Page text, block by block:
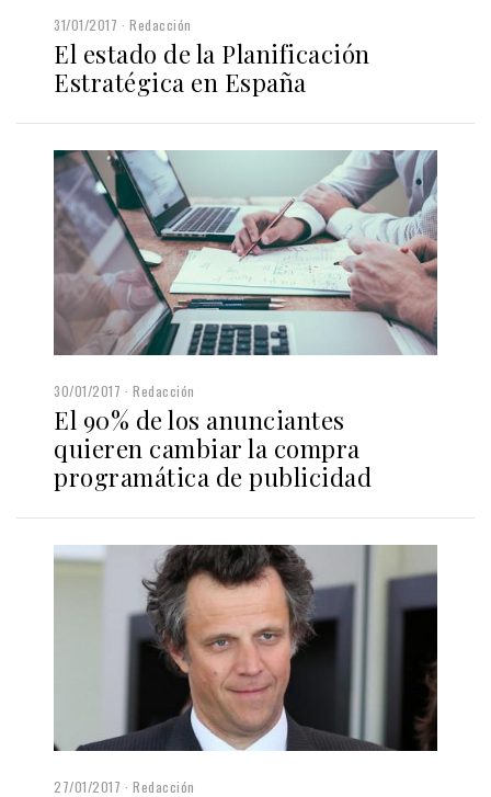
31/01/2017 Redacción
El estado de la Planificación
Estratégica en España
30/01/2017 Redacción
El 90% de los anunciantes
quieren cambiar la compra
programática de publicidad
27/01/2017 Redacción